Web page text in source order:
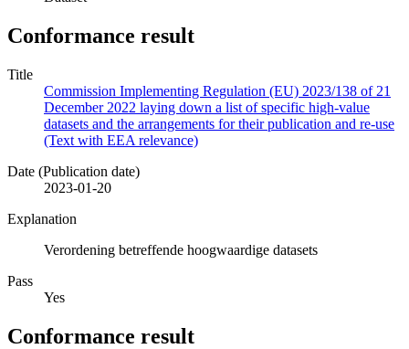
Conformance result
Title
Commission Implementing Regulation (EU) 2023/138 of 21
December 2022 laying down a list of specific high-value
datasets and the arrangements for their publication and re-use
(Text with EEA relevance)
Date (Publication date)
2023-01-20
Explanation
Verordening betreffende hoogwaardige datasets
Pass
Yes
Conformance result